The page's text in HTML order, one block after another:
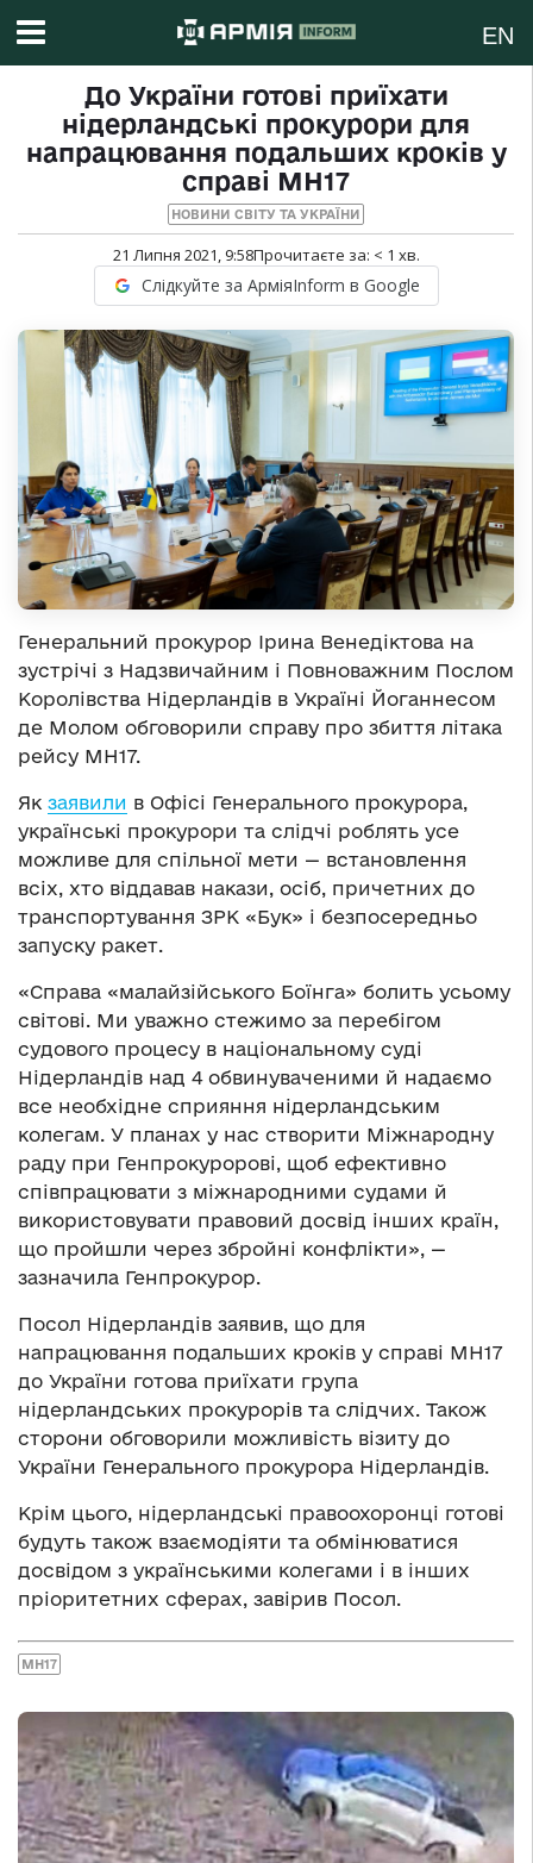
EN
До України готові приїхати
нідерландські прокурори для
напрацювання подальших кроків у
справі МН17
НОВИНИ СВІТУ ТА УКРАЇНИ
21 Липня 2021, 9:58Прочитаєте за: < 1 хв.
Слідкуйте за АрміяInform в Google
Генеральний прокурор Ірина Венедіктова на
зустрічі з Надзвичайним і Повноважним Послом
Королівства Нідерландів в Україні Йоганнесом
де Молом обговорили справу про збиття літака
рейсу MH17.
Як заявили в Офісі Генерального прокурора,
українські прокурори та слідчі роблять усе
можливе для спільної мети — встановлення
всіх, хто віддавав накази, осіб, причетних до
транспортування ЗРК «Бук» і безпосередньо
запуску ракет.
«Справа «малайзійського Боїнга» болить усьому
світові. Ми уважно стежимо за перебігом
судового процесу в національному суді
Нідерландів над 4 обвинуваченими й надаємо
все необхідне сприяння нідерландським
колегам. У планах у нас створити Міжнародну
раду при Генпрокуророві, щоб ефективно
співпрацювати з міжнародними судами й
використовувати правовий досвід інших країн,
що пройшли через збройні конфлікти», —
зазначила Генпрокурор.
Посол Нідерландів заявив, що для
напрацювання подальших кроків у справі МН17
до України готова приїхати група
нідерландських прокурорів та слідчих. Також
сторони обговорили можливість візиту до
України Генерального прокурора Нідерландів.
Крім цього, нідерландські правоохоронці готові
будуть також взаємодіяти та обмінюватися
досвідом з українськими колегами і в інших
пріоритетних сферах, завірив Посол.
MH17